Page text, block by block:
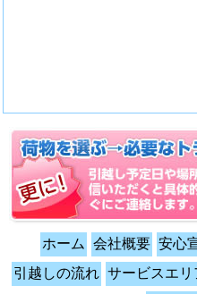
ホーム 会社概要 安心
引越しの流れ サービスエリ